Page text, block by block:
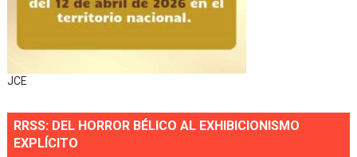
JCE
RRSS: DEL HORROR BÉLICO AL EXHIBICIONISMO
EXPLÍCITO